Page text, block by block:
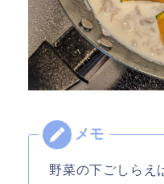
野菜の下ごしらえ